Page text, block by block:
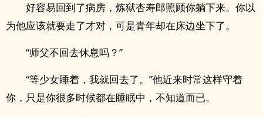
好容易回到了病房，炼狱杏寿郎照顾你躺下来。你以
为他应该就要走了才对，可是青年却在床边坐下了。
“师父不回去休息吗？”
“等少女睡着，我就回去了。”他近来时常这样守着
你，只是你很多时候都在睡眠中，不知道而已。